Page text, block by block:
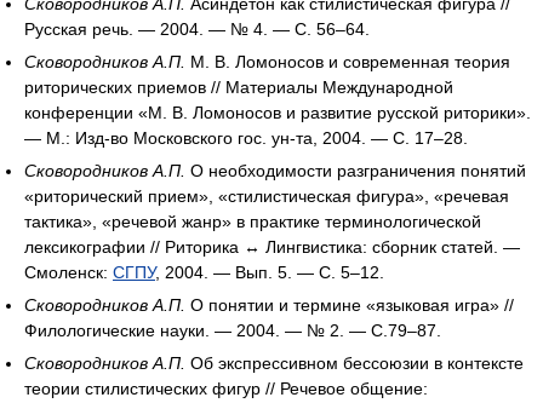
Русская речь. — 2004. — № 4. — С. 56–64.
Сковородников А.П. М. В. Ломоносов и современная теория
риторических приемов // Материалы Международной
конференции «М. В. Ломоносов и развитие русской риторики».
— М.: Изд-во Московского гос. ун-та, 2004. — С. 17–28.
Сковородников А.П. О необходимости разграничения понятий
«риторический прием», «стилистическая фигура», «речевая
тактика», «речевой жанр» в практике терминологической
лексикографии // Риторика ↔ Лингвистика: сборник статей. —
Смоленск: СГПУ, 2004. — Вып. 5. — С. 5–12.
Сковородников А.П. О понятии и термине «языковая игра» //
Филологические науки. — 2004. — № 2. — С.79–87.
Сковородников А.П. Об экспрессивном бессоюзии в контексте
теории стилистических фигур // Речевое общение: